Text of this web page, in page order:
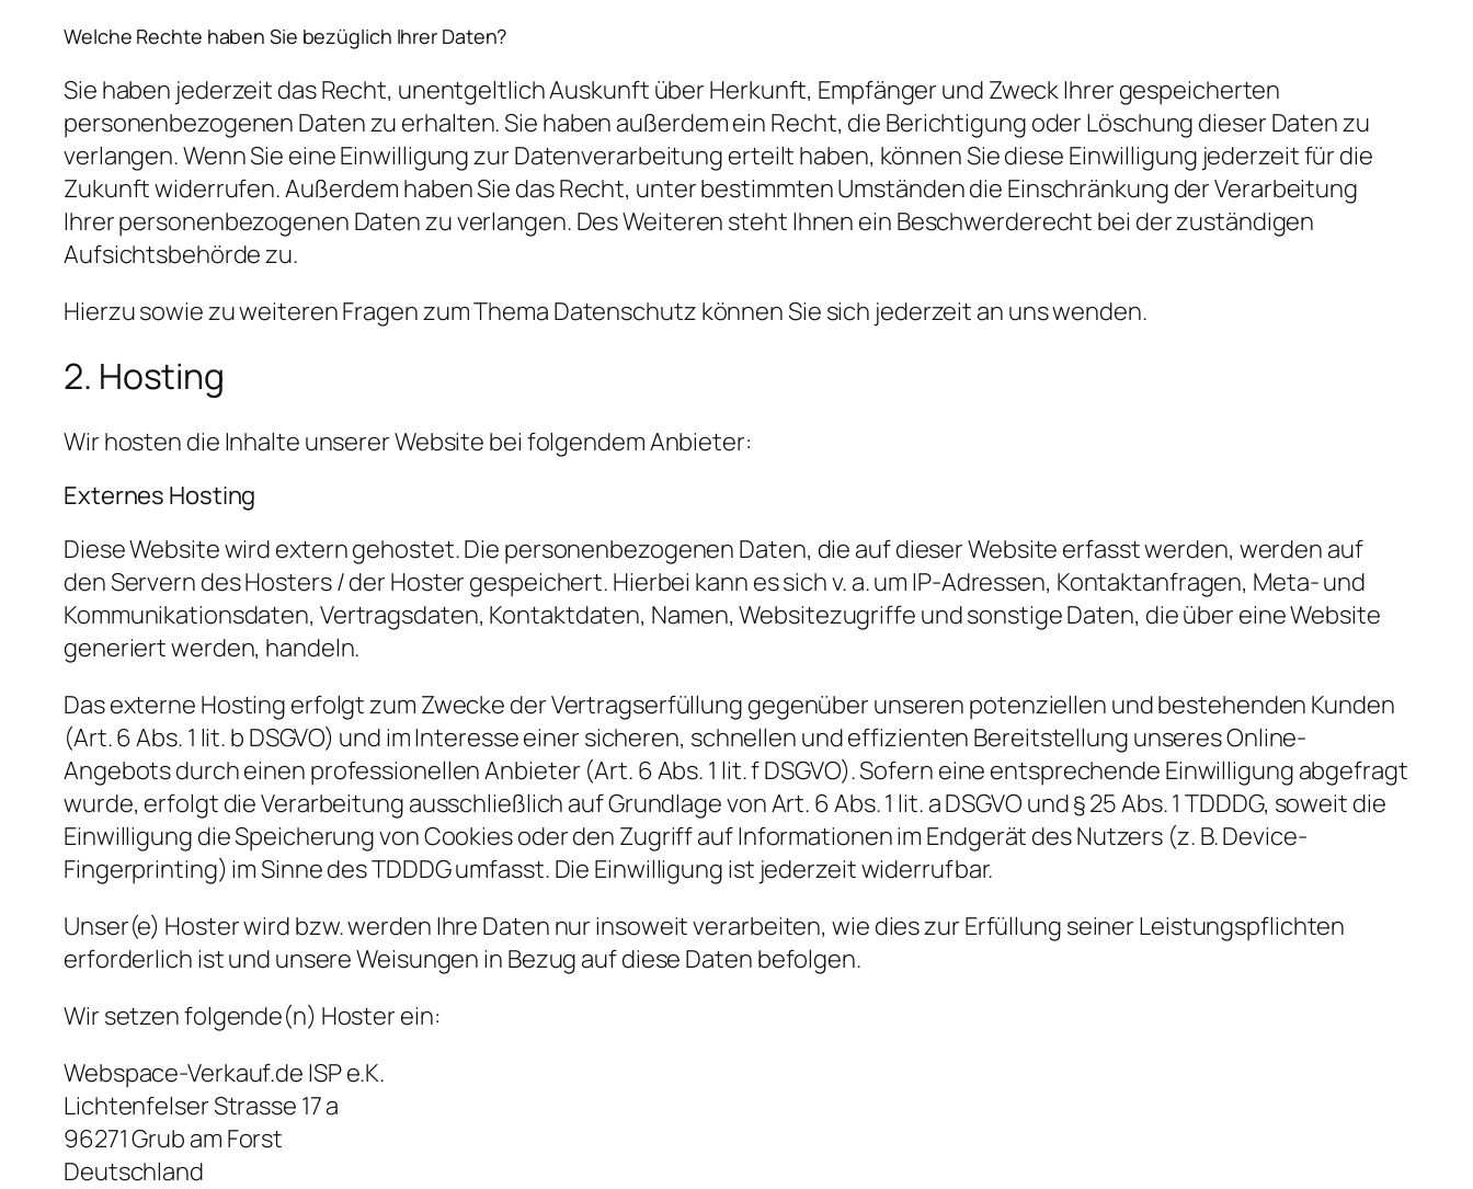
Welche Rechte haben Sie bezüglich Ihrer Daten?
Sie haben jederzeit das Recht, unentgeltlich Auskunft über Herkunft, Empfänger und Zweck Ihrer gespeicherten
personenbezogenen Daten zu erhalten. Sie haben außerdem ein Recht, die Berichtigung oder Löschung dieser Daten zu
verlangen. Wenn Sie eine Einwilligung zur Datenverarbeitung erteilt haben, können Sie diese Einwilligung jederzeit für die
Zukunft widerrufen. Außerdem haben Sie das Recht, unter bestimmten Umständen die Einschränkung der Verarbeitung
Ihrer personenbezogenen Daten zu verlangen. Des Weiteren steht Ihnen ein Beschwerderecht bei der zuständigen
Aufsichtsbehörde zu.
Hierzu sowie zu weiteren Fragen zum Thema Datenschutz können Sie sich jederzeit an uns wenden.
2. Hosting
Wir hosten die Inhalte unserer Website bei folgendem Anbieter:
Externes Hosting
Diese Website wird extern gehostet. Die personenbezogenen Daten, die auf dieser Website erfasst werden, werden auf
den Servern des Hosters / der Hoster gespeichert. Hierbei kann es sich v. a. um IP-Adressen, Kontaktanfragen, Meta- und
Kommunikationsdaten, Vertragsdaten, Kontaktdaten, Namen, Websitezugriffe und sonstige Daten, die über eine Website
generiert werden, handeln.
Das externe Hosting erfolgt zum Zwecke der Vertragserfüllung gegenüber unseren potenziellen und bestehenden Kunden
(Art. 6 Abs. 1 lit. b DSGVO) und im Interesse einer sicheren, schnellen und effizienten Bereitstellung unseres Online-
Angebots durch einen professionellen Anbieter (Art. 6 Abs. 1 lit. f DSGVO). Sofern eine entsprechende Einwilligung abgefragt
wurde, erfolgt die Verarbeitung ausschließlich auf Grundlage von Art. 6 Abs. 1 lit. a DSGVO und § 25 Abs. 1 TDDDG, soweit die
Einwilligung die Speicherung von Cookies oder den Zugriff auf Informationen im Endgerät des Nutzers (z. B. Device-
Fingerprinting) im Sinne des TDDDG umfasst. Die Einwilligung ist jederzeit widerrufbar.
Unser(e) Hoster wird bzw. werden Ihre Daten nur insoweit verarbeiten, wie dies zur Erfüllung seiner Leistungspflichten
erforderlich ist und unsere Weisungen in Bezug auf diese Daten befolgen.
Wir setzen folgende(n) Hoster ein:
Webspace-Verkauf.de ISP e.K.
Lichtenfelser Strasse 17 a
96271 Grub am Forst
Deutschland